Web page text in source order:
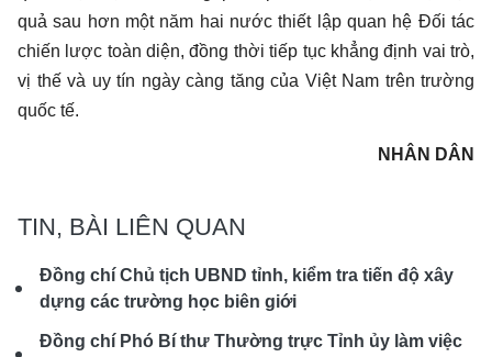
quả sau hơn một năm hai nước thiết lập quan hệ Đối tác
chiến lược toàn diện, đồng thời tiếp tục khẳng định vai trò,
vị thế và uy tín ngày càng tăng của Việt Nam trên trường
quốc tế.
NHÂN DÂN
TIN, BÀI LIÊN QUAN
Đồng chí Chủ tịch UBND tỉnh, kiểm tra tiến độ xây
dựng các trường học biên giới
Đồng chí Phó Bí thư Thường trực Tỉnh ủy làm việc